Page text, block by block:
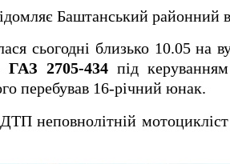
Баштанський районний
сьогодні близько 10.05 на
ГАЗ 2705-434 під
перебував 16-річний юнак.
неповнолітній